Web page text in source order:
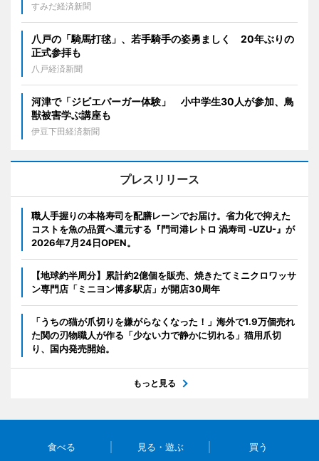
すみだ経済新聞
八戸の「騎馬打毬」、若手騎手の姿勇ましく 20年ぶりの
正式参拝も
八戸経済新聞
河津で「ジビエバーガー体験」 小中学生30人が参加、鳥
獣被害学ぶ講座も
伊豆下田経済新聞
プレスリリース
職人手握りの本格寿司を配膳レーンでお届け。省力化で抑えた
コストを魚の品質へ還元する『門司港レトロ 渦寿司 -UZU-』が
2026年7月24日OPEN。
【地球約半周分】累計約2億個を販売、焼きたてミニクロワッサ
ン専門店「ミニヨン博多駅店」が開店30周年
「うちの猫が爪切りを嫌がらなくなった！」海外で1.9万個売れ
た関の刃物職人が作る「少ない力で静かに切れる」猫用爪切
り、国内発売開始。
もっと見る
食べる 見る・遊ぶ 買う